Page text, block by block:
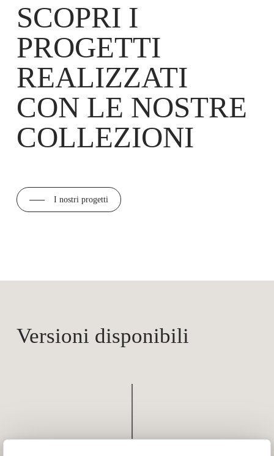
SCOPRI I
PROGETTI
REALIZZATI
CON LE NOSTRE
COLLEZIONI
I nostri progetti
Versioni disponibili